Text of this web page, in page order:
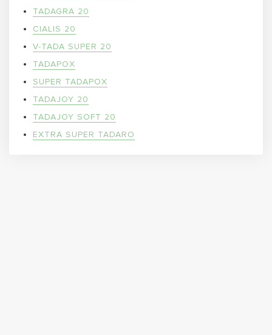
TADAGRA 20
CIALIS 20
V-TADA SUPER 20
TADAPOX
SUPER TADAPOX
TADAJOY 20
TADAJOY SOFT 20
EXTRA SUPER TADARO